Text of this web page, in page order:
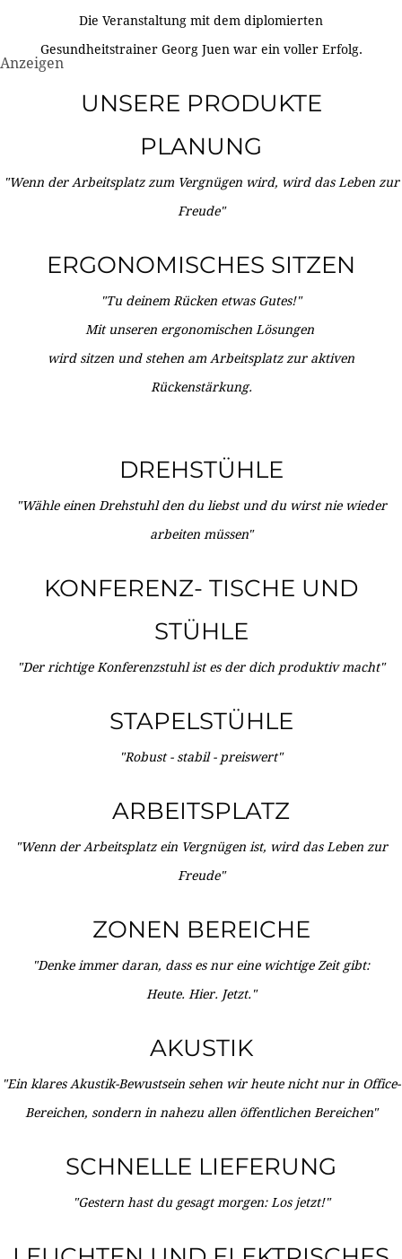
Die Veranstaltung mit dem diplomierten
Gesundheitstrainer Georg Juen war ein voller Erfolg.
Anzeigen
UNSERE PRODUKTE
PLANUNG
"Wenn der Arbeitsplatz zum Vergnügen wird, wird das Leben zur
Freude"
ERGONOMISCHES SITZEN
"Tu deinem Rücken etwas Gutes!"
Mit unseren ergonomischen Lösungen
wird sitzen und stehen am Arbeitsplatz zur aktiven
Rückenstärkung.
DREHSTÜHLE
"Wähle einen Drehstuhl den du liebst und du wirst nie wieder
arbeiten müssen"
KONFERENZ- TISCHE UND
STÜHLE
"Der richtige Konferenzstuhl ist es der dich produktiv macht"
STAPELSTÜHLE
"Robust - stabil - preiswert"
ARBEITSPLATZ
"Wenn der Arbeitsplatz ein Vergnügen ist, wird das Leben zur
Freude"
ZONEN BEREICHE
"Denke immer daran, dass es nur eine wichtige Zeit gibt:
Heute. Hier. Jetzt."
AKUSTIK
"Ein klares Akustik-Bewustsein sehen wir heute nicht nur in Office-
Bereichen, sondern in nahezu allen öffentlichen Bereichen"
SCHNELLE LIEFERUNG
"Gestern hast du gesagt morgen: Los jetzt!"